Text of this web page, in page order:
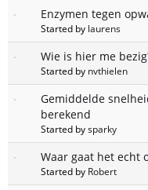
Enzymen tegen
Started by laurens
Wie is hier me
Started by nvthielen
Gemiddelde
berekend
Started bysparky
Waar gaat het echt
Started by Robert